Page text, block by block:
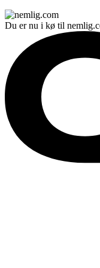
Du er nu i kø til